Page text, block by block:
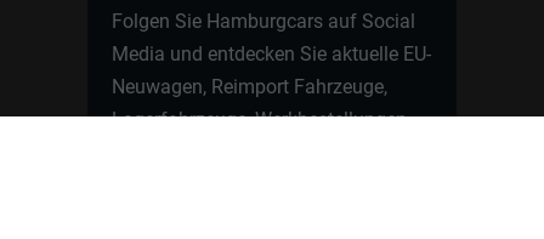
Folgen Sie Hamburgcars auf Social
Media und entdecken Sie aktuelle EU-
Neuwagen, Reimport Fahrzeuge,
Lagerfahrzeuge, Werkbestellungen,